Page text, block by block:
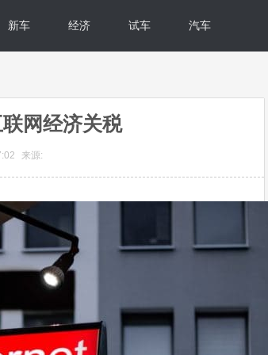
新车 经济 试车 汽车
网经济关税
来源: